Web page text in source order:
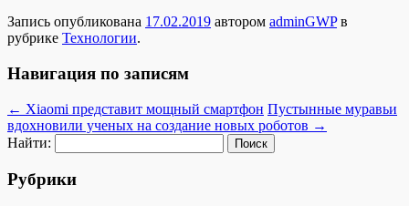
Запись опубликована 17.02.2019 автором adminGWPв
рубрике Технологии.
Навигация по записям
← Xiaomi представит мощный смартфон Пустынные муравьи
вдохновили ученых на создание новых роботов →
Найти:
Рубрики